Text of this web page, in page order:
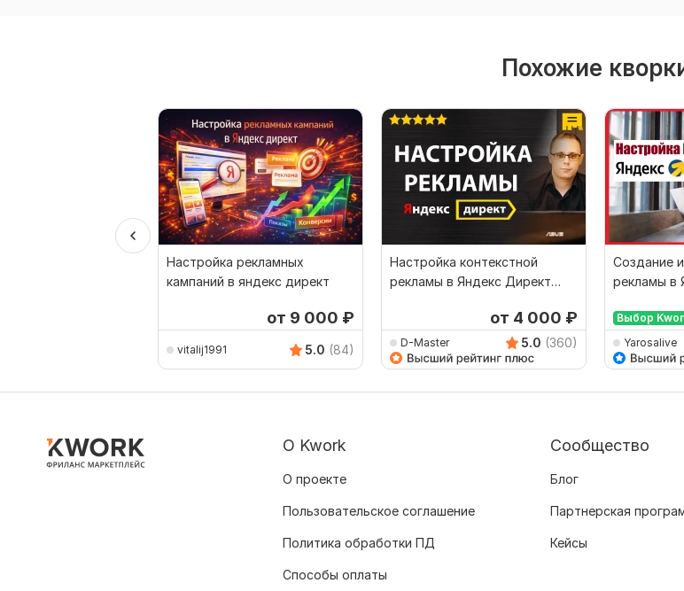
Похожие
Настройка рекламных
кампаний в яндекс директ
от 9 000 ₽
vitalij1991 5.0 (84)
Настройка контекстной
рекламы в Яндекс Директ
от 4 000 ₽
D-Master 5.0 (360)
Создание
рекламы в
Выбор
Yarosalive
О Kwork
О проекте
Пользовательское соглашение
Политика обработки ПД
Способы оплаты
Сообщество
Блог
Партнерская
Кейсы